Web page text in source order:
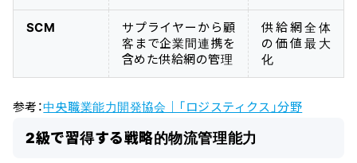
SCM
サプライヤーから顧
客まで企業間連携を
含めた供給網の管理
供給網全体
の価値最大
化
参考：中央職業能力開発協会｜「ロジスティクス」分野
2級で習得する戦略的物流管理能力